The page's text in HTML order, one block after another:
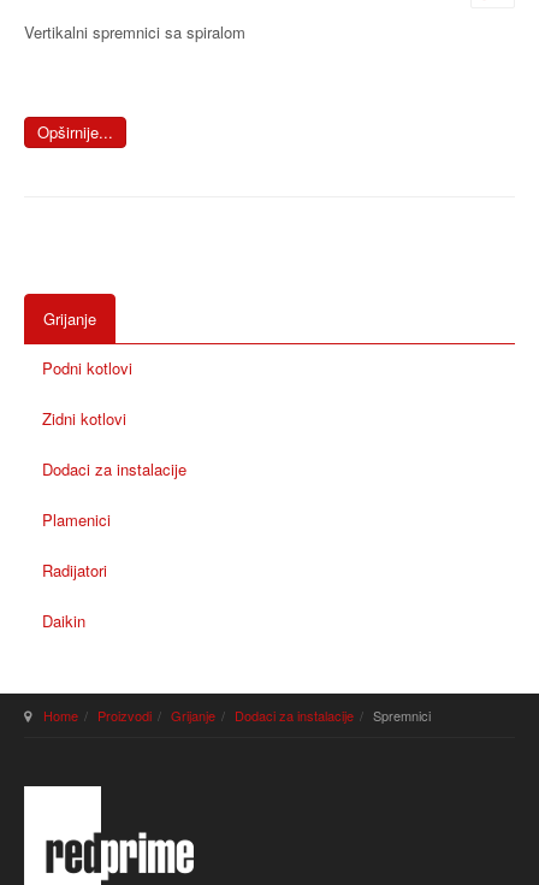
Vertikalni spremnici sa spiralom
Opširnije...
Grijanje
Podni kotlovi
Zidni kotlovi
Dodaci za instalacije
Plamenici
Radijatori
Daikin
Home Proizvodi Grijanje Dodaci za instalacije Spremnici